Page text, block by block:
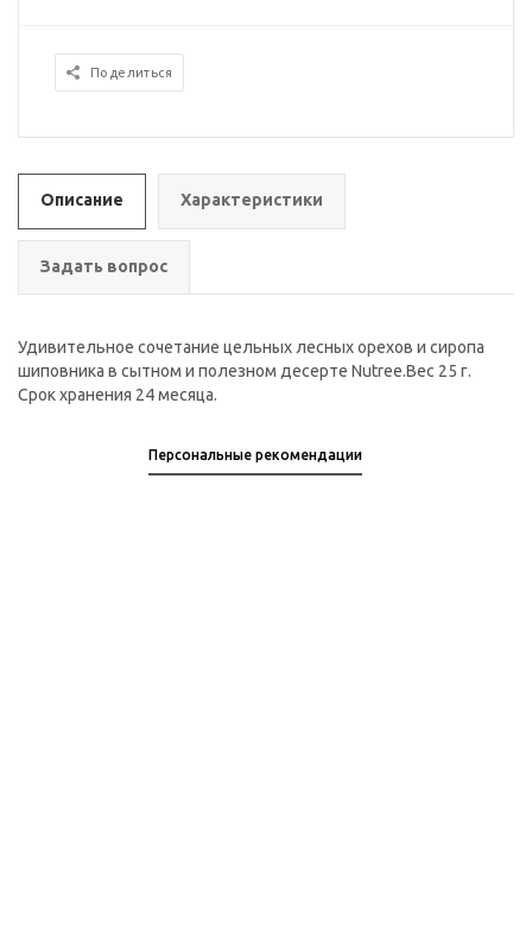
Поделиться
Описание Характеристики
Задать вопрос
Удивительное сочетание цельных лесных орехов и сиропа
шиповника в сытном и полезном десерте Nutree.Вес 25 г.
Срок хранения 24 месяца.
Персональные рекомендации